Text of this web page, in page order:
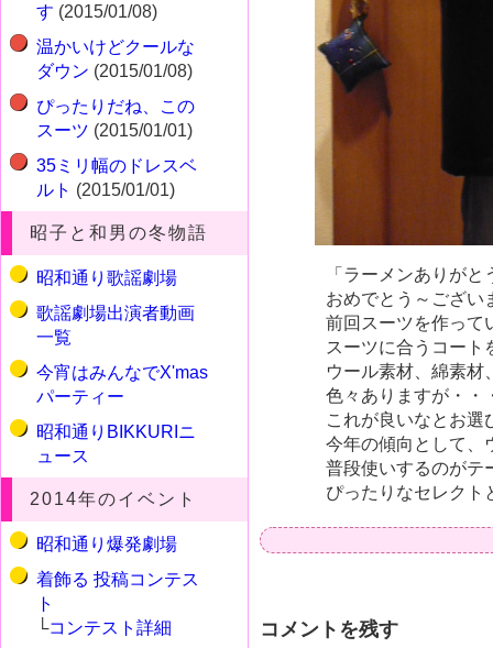
す (2015/01/08)
温かいけどクールな
ダウン (2015/01/08)
ぴったりだね、この
スーツ (2015/01/01)
35ミリ幅のドレスベ
ルト (2015/01/01)
昭子と和男の冬物語
昭和通り歌謡劇場
歌謡劇場出演者動画
一覧
今宵はみんなでX'mas
パーティー
昭和通りBIKKURIニ
ュース
2014年のイベント
昭和通り爆発劇場
着飾る 投稿コンテス
ト
└コンテスト詳細
「ラーメンありが
おめでとう～ござい
前回スーツを作って
スーツに合うコート
ウール素材、綿素材
色々ありますが・・
これが良いなとお選
今年の傾向として、
普段使いするのがテ
ぴったりなセレクト
コメントを残す